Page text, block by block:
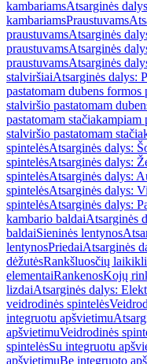
kambariamsAtsarginės
kambariamsPraustuvams
praustuvamsAtsarginės
praustuvamsAtsarginės
praustuvamsAtsarginės
stalviršiaiAtsarginės dalys:
pastatomam dubens formos
stalviršio pastatomam
pastatomam stačiakampiam
stalviršio pastatomam
spintelėsAtsarginės dalys:
spintelėsAtsarginės dalys:
spintelėsAtsarginės dalys:
spintelėsAtsarginės dalys:
spintelėsAtsarginės dalys:
kambario baldaiAtsarginės
baldaiSieninės lentynos
lentynosPriedaiAtsarginės
dėžutėsRankšluosčių
elementaiRankenosKojų
lizdaiAtsarginės dalys:
veidrodinės spintelės
integruotu apšvietimu
apšvietimuVeidrodinės
spintelėsSu integruotu
apšvietimuBe integruoto